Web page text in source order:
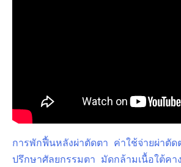
การพักฟื้นหลังผ่าตัดตา ค่าใช้จ่ายผ่าตัด
ปรึกษาศัลยกรรมตา มัดกล้ามเนื้อใต้คาง